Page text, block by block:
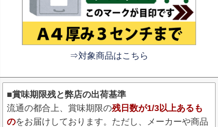
⇒対象商品はこちら
■賞味期限残と弊店の出荷基準
流通の都合上、賞味期限の残日数が1/3以上あるも
のをお届けしております。ただし、メーカーや商品